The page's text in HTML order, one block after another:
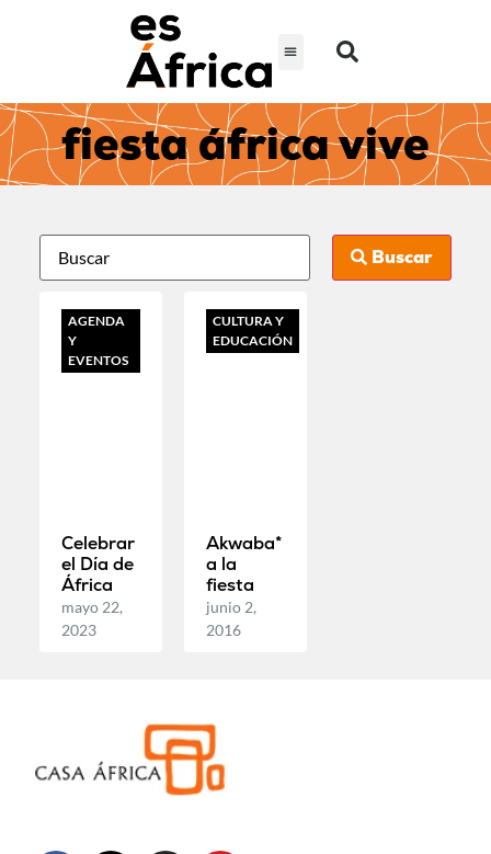
fiesta áfrica vive
Buscar
AGENDA
Y
EVENTOS
Celebrar
el Día de
África
mayo 22,
2023
CULTURA Y
EDUCACIÓN
Akwaba*
a la
fiesta
junio 2,
2016